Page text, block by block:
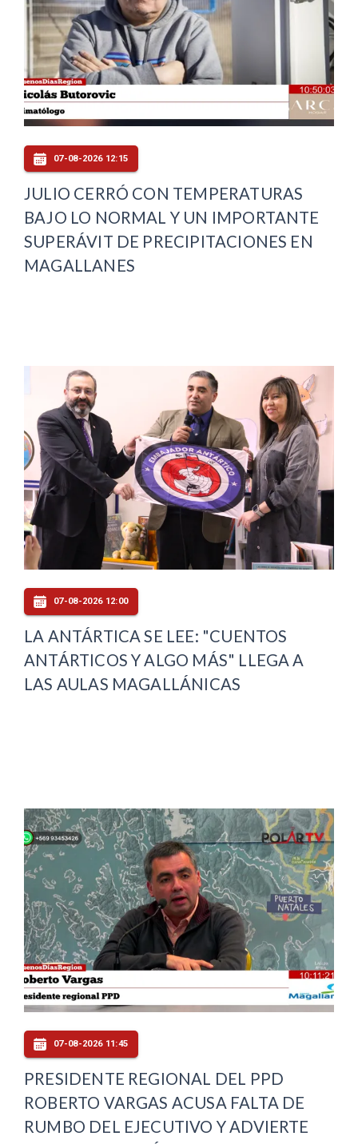
07-08-2026 12:15
JULIO CERRÓ CON TEMPERATURAS
BAJO LO NORMAL Y UN IMPORTANTE
SUPERÁVIT DE PRECIPITACIONES EN
MAGALLANES
07-08-2026 12:00
LA ANTÁRTICA SE LEE: "CUENTOS
ANTÁRTICOS Y ALGO MÁS" LLEGA A
LAS AULAS MAGALLÁNICAS
07-08-2026 11:45
PRESIDENTE REGIONAL DEL PPD
ROBERTO VARGAS ACUSA FALTA DE
RUMBO DEL EJECUTIVO Y ADVIERTE